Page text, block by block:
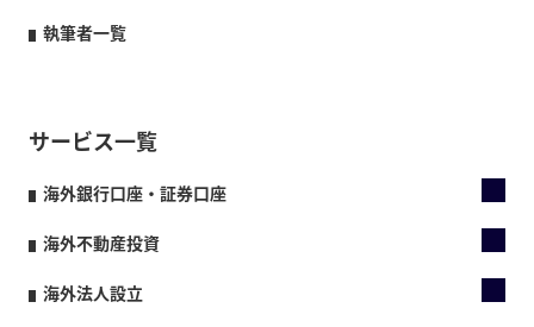
執筆者一覧
サービス一覧
海外銀行口座・証券口座
海外不動産投資
海外法人設立